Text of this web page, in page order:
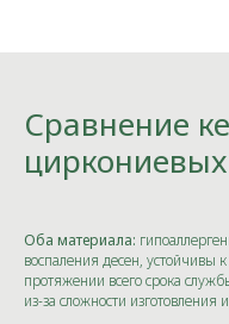
Сравнение
Оба материала:
воспаления десен, устойчивы
протяжении всего срока
из-за сложности изготовления